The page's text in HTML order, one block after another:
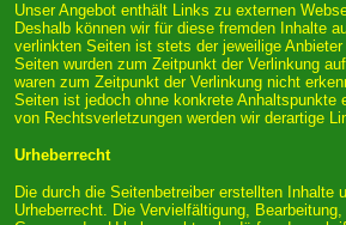
Unser Angebot enthält Links zu externen
Deshalb können wir für diese fremden Inhalte
verlinkten Seiten ist stets der jeweilige
Seiten wurden zum Zeitpunkt der Verlinkung
waren zum Zeitpunkt der Verlinkung nicht
Seiten ist jedoch ohne konkrete
von Rechtsverletzungen werden wir derartige
Urheberrecht
Die durch die Seitenbetreiber erstellten Inhalte
Urheberrecht. Die Vervielfältigung,